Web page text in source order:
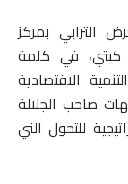
الترابي بمركز
كيتي، في كلمة
الاقتصادية
صاحب الجلالة
للتحول التي